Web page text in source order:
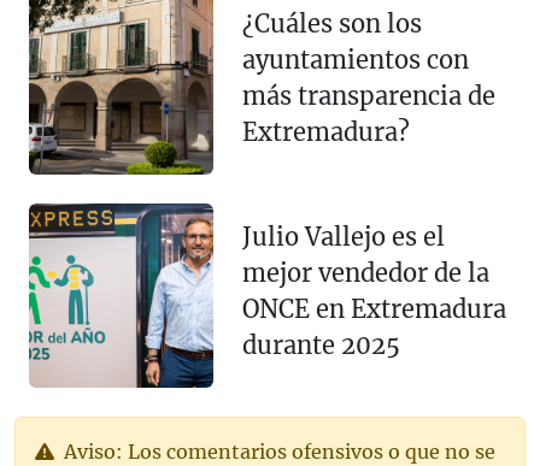
¿Cuáles son los
ayuntamientos con
más transparencia de
Extremadura?
Julio Vallejo es el
mejor vendedor de la
ONCE en Extremadura
durante 2025
Aviso: Los comentarios ofensivos o que no se